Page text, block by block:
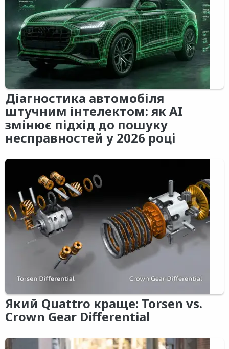
Діагностика автомобіля
штучним інтелектом: як AI
змінює підхід до пошуку
несправностей у 2026 році
Який Quattro краще: Torsen vs.
Crown Gear Differential